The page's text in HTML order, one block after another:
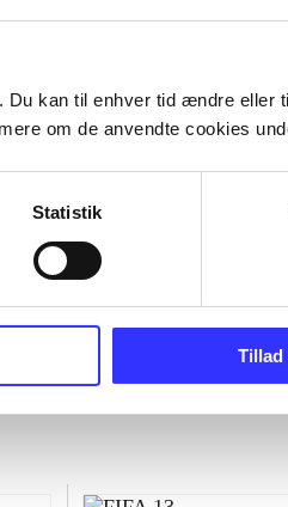
Du kan til enhver tid ændre eller
om de anvendte cookies
Statistik
Tillad
Superbike 2000 : SBK
championship